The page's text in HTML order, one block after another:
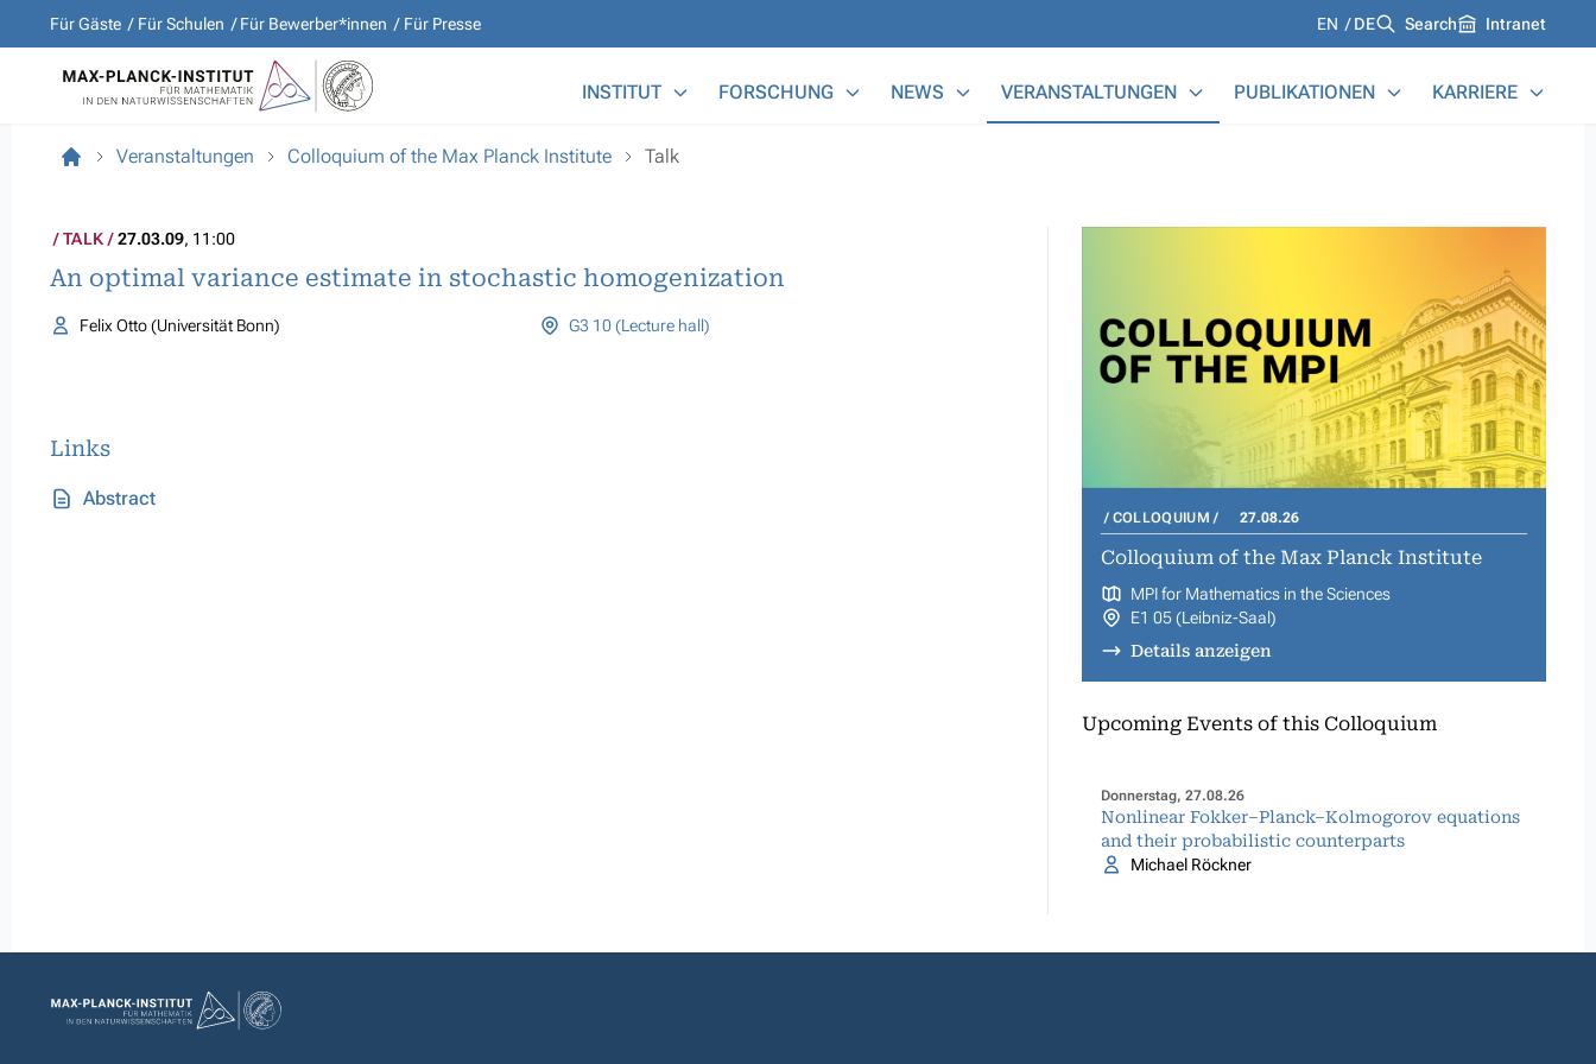
Für Gäste Für Schulen Für Bewerber*innen Für Presse Languages
EN DE Search Intranet
INSTITUT FORSCHUNG NEWS VERANSTALTUNGEN PUBLIKATIONEN KARRIERE
Veranstaltungen Colloquium of the Max Planck Institute Talk
TALK 27.03.09, 11:00
An optimal variance estimate in stochastic homogenization
Felix Otto (Universität Bonn) G3 10 (Lecture hall)
Links
Abstract
COLLOQUIUM 27.08.26
Colloquium of the Max Planck Institute
MPI for Mathematics in the Sciences
E1 05 (Leibniz-Saal)
Details anzeigen
Upcoming Events of this Colloquium
Donnerstag, 27.08.26
Nonlinear Fokker–Planck–Kolmogorov equations
and their probabilistic counterparts
Michael Röckner